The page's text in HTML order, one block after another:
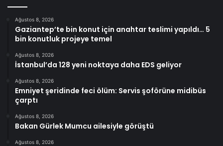
Ağustos 8, 2026
Gaziantep’te bin konut için anahtar teslimi yapıldı… 5
bin konutluk projeye temel
Ağustos 8, 2026
İstanbul’da 128 yeni noktaya daha EDS geliyor
Ağustos 8, 2026
Emniyet şeridinde feci ölüm: Servis şoförüne midibüs
çarptı
Ağustos 8, 2026
Bakan Gürlek Mumcu ailesiyle görüştü
Ağustos 8, 2026